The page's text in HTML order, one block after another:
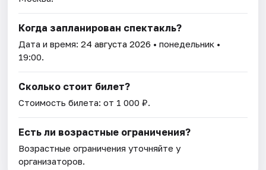
Когда запланирован спектакль?
Дата и время:24 августа 2026 • понедельник •
19:00.
Сколько стоит билет?
Стоимость билета: от 1 000 ₽.
Есть ли возрастные ограничения?
Возрастные ограничения уточняйте у
организаторов.